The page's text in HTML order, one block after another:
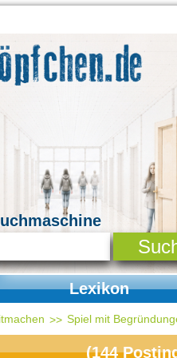
Lexikon
Startseite Lexikon
Spiel mit
(144